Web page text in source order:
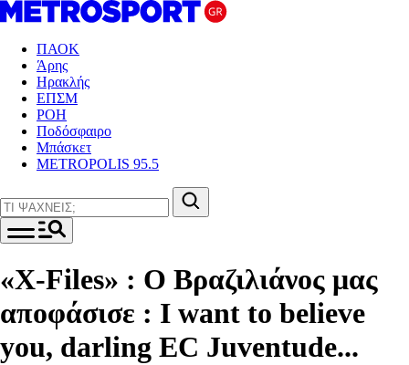
ΠΑΟΚ
Άρης
Ηρακλής
ΕΠΣΜ
ΡΟΗ
Ποδόσφαιρο
Μπάσκετ
METROPOLIS 95.5
«X-Files» : Ο Βραζιλιάνος μας
αποφάσισε : I want to believe
you, darling EC Juventude...